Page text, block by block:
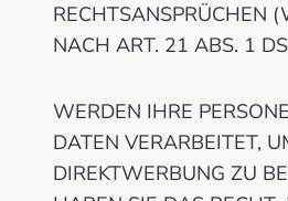
RECHTSANSPRÜCHEN
NACH ART. 21 ABS. 1
WERDEN IHRE
DATEN VERARBEITET,
DIREKTWERBUNG ZU